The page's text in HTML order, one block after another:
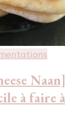
à faire